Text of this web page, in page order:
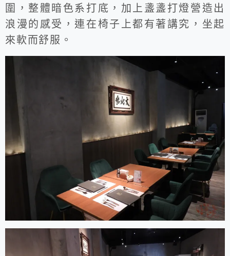
圍，整體暗色系打底，加上盞盞打燈營造出
浪漫的感受，連在椅子上都有著講究，坐起
來軟而舒服。